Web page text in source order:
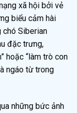
xã hội bởi vẻ
biểu cảm hài
chó Siberian
đặc trưng,
hoặc “làm trò con
ngáo từ trong
những bức ảnh